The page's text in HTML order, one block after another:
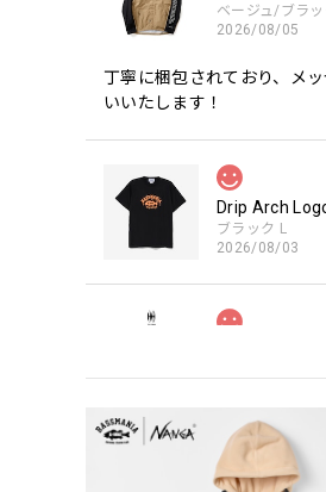
ベージュ/ブラ
2026/08/05
丁寧に梱包されており、メ
いいたします！
Drip Arch
ブラック L
2026/08/03
MIR届きました。発送まで